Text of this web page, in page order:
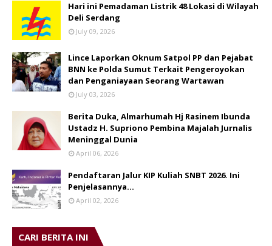
Hari ini Pemadaman Listrik 48 Lokasi di Wilayah
Deli Serdang
July 09, 2026
Lince Laporkan Oknum Satpol PP dan Pejabat
BNN ke Polda Sumut Terkait Pengeroyokan
dan Penganiayaan Seorang Wartawan
July 03, 2026
Berita Duka, Almarhumah Hj Rasinem Ibunda
Ustadz H. Supriono Pembina Majalah Jurnalis
Meninggal Dunia
April 06, 2026
Pendaftaran Jalur KIP Kuliah SNBT 2026. Ini
Penjelasannya…
April 02, 2026
CARI BERITA INI